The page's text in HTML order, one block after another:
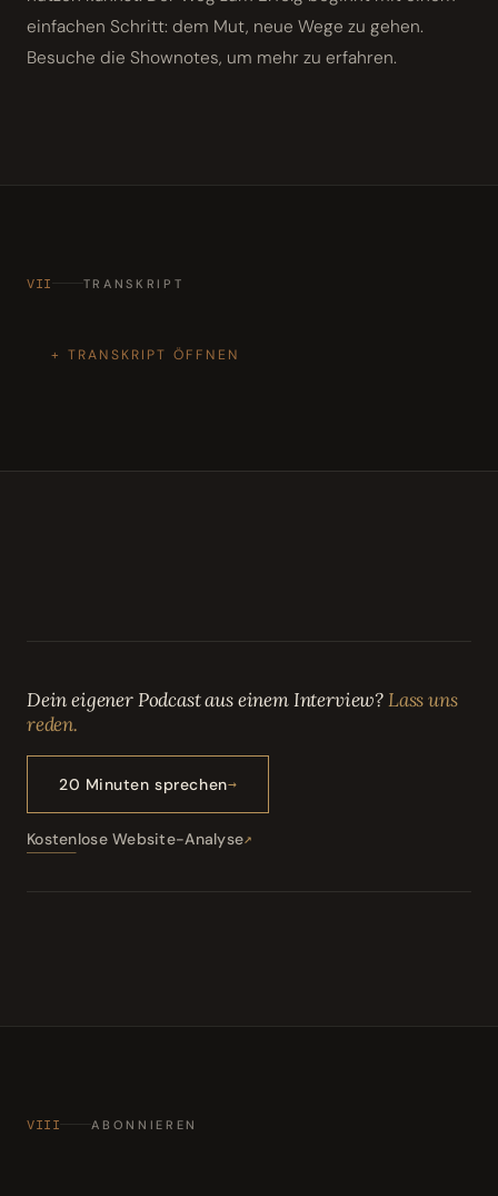
einfachen Schritt: dem Mut, neue Wege zu gehen.
Besuche die Shownotes, um mehr zu erfahren.
VII TRANSKRIPT
TRANSKRIPT ÖFFNEN
Dein eigener Podcast aus einem Interview?Lass uns
reden.
20 Minuten sprechen
Kostenlose Website-Analyse
VIII ABONNIEREN